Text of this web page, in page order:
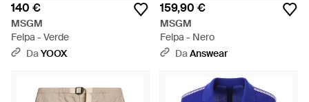
140 €
MSGM
Felpa - Verde
DaYOOX
159,90 €
MSGM
Felpa - Nero
DaAnswear